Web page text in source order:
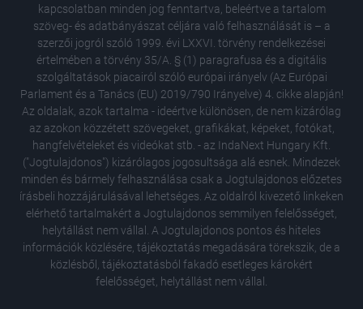
kapcsolatban minden jog fenntartva, beleértve a tartalom
szöveg- és adatbányászat céljára való felhasználását is – a
szerzői jogról szóló 1999. évi LXXVI. törvény rendelkezései
értelmében a törvény 35/A. § (1) paragrafusa és a digitális
szolgáltatások piacairól szóló európai irányelv (Az Európai
Parlament és a Tanács (EU) 2019/790 Irányelve) 4. cikke alapján!
Az oldalak, azok tartalma - ideértve különösen, de nem kizárólag
az azokon közzétett szövegeket, grafikákat, képeket, fotókat,
hangfelvételeket és videókat stb. - az IndaNext Hungary Kft.
("Jogtulajdonos") kizárólagos jogosultsága alá esnek. Mindezek
minden és bármely felhasználása csak a Jogtulajdonos előzetes
írásbeli hozzájárulásával lehetséges. Az oldalról kivezető linkeken
elérhető tartalmakért a Jogtulajdonos semmilyen felelősséget,
helytállást nem vállal. A Jogtulajdonos pontos és hiteles
információk közlésére, tájékoztatás megadására törekszik, de a
közlésből, tájékoztatásból fakadó esetleges károkért
felelősséget, helytállást nem vállal.